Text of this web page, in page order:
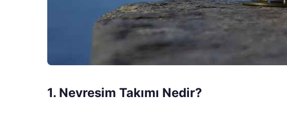
1. Nevresim Takımı Nedir?